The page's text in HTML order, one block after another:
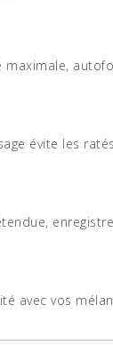
évite les
avec vos